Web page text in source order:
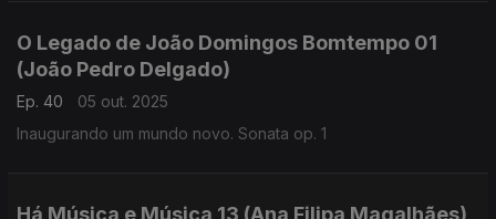
O Legado de João Domingos Bomtempo 01
(João Pedro Delgado)
Ep. 40
05 out. 2025
Inaugurando um mundo novo. Sonata op. 1
Há Música e Música 13 (Ana Filipa Magalhães)